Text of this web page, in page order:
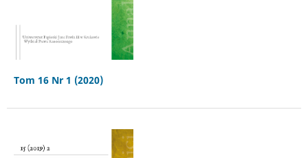
Tom 16 Nr 1 (2020)